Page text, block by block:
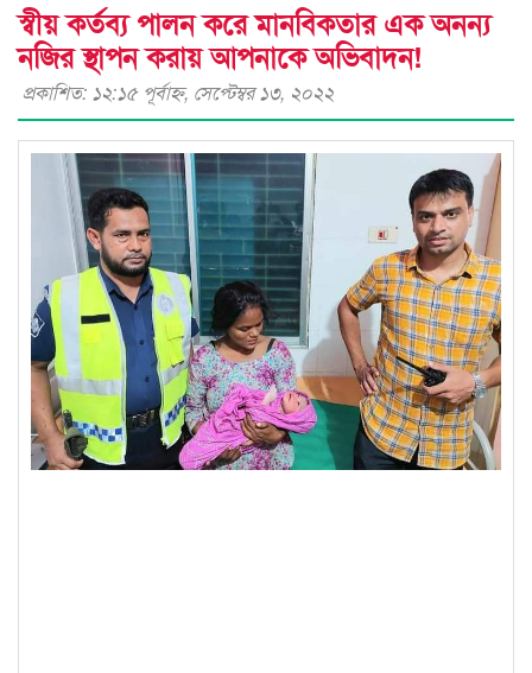
স্বীয় কর্তব্য পালন করে মানবিকতার এক অনন্য
নজির স্থাপন করায় আপনাকে অভিবাদন!
প্রকাশিত: ১২:১৫ পূর্বাহ্ণ, সেপ্টেম্বর ১৩, ২০২২